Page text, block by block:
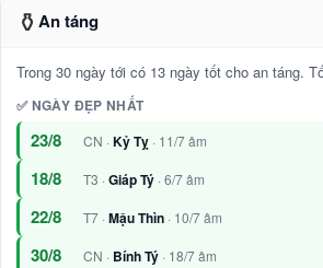
⚱️ An táng
Trong 30 ngày tới có 13 ngày tốt cho an táng.
✅ NGÀY ĐẸP NHẤT
23/8 CN · Kỷ Tỵ · 11/7 âm
18/8 T3 · Giáp Tý · 6/7 âm
22/8 T7 · Mậu Thìn · 10/7 âm
30/8 CN · Bính Tý · 18/7 âm